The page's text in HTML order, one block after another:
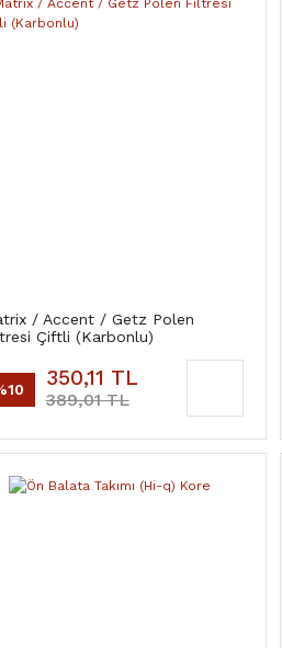
/ Accent / Getz Polen
Çiftli (Karbonlu)
350,11 TL
389,01 TL